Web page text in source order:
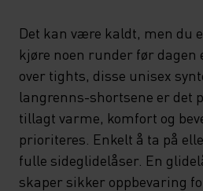
Det kan være kaldt, men du
kjøre noen runder før dagen
over tights, disse unisex
langrenns-shortsene er det
tillagt varme, komfort og
prioriteres. Enkelt å ta på
fulle sideglidelåser. En
skaper sikker oppbevaring